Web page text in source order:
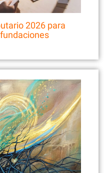
2026 para